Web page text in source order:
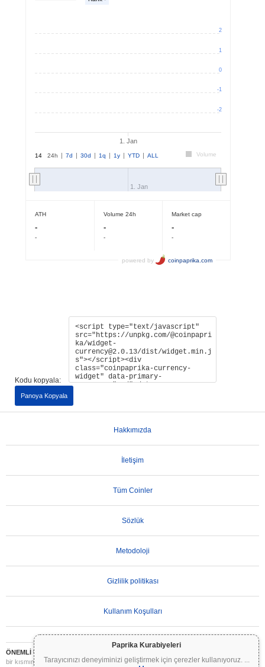
Paprika Kurabiyeleri
Tarayıcınızı deneyiminizi geliştirmek için çerezler kullanıyoruz. ...
Kodu kopyala:
Panoya Kopyala
Hakkımızda
İletişim
Tüm Coinler
Sözlük
Metodoloji
Gizlilik politikası
Kullanım Koşulları
ÖNEMLİ UYARI:
bir kısmını veya tamamını kaybedebilirsiniz. Coinpaprika üzerindeki tüm bilgiler yalnızca